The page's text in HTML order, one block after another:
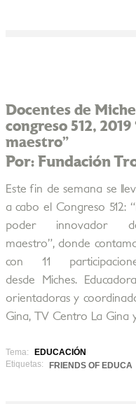
Docentes de
congreso 512,
maestro”
Por: Fundación
Este fin de semana se
a cabo el Congreso 512:
poder innovador
maestro”, donde
con 11
desde Miches.
orientadoras y
Gina, TV Centro La Gina
Tema:
EDUCACIÓN
Etiquetas:
FRIENDS OF EDUCA